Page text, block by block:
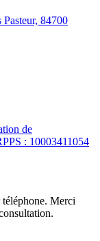
84700
de
: 10003411054
Merci